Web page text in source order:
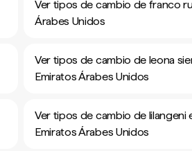
Ver tipos de cambio de franco
Árabes Unidos
Ver tipos de cambio de leona
Emiratos Árabes Unidos
Ver tipos de cambio de lilangeni
Emiratos Árabes Unidos